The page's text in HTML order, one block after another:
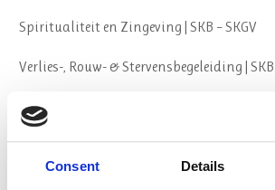
Consent Details
Spiritualiteit en Zingeving | SKB – SKGV
Verlies-, Rouw- & Stervensbegeleiding | SKB
Geestelijk begeleider
Psychosociale Basiskennis (PSBK) | CPION